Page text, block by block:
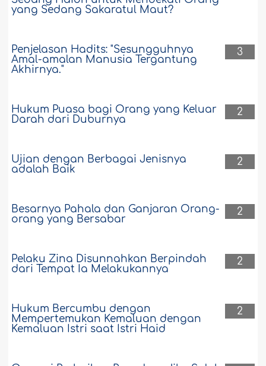
yang Sedang Sakaratul Maut?
3
Penjelasan Hadits: "Sesungguhnya
Amal-amalan Manusia Tergantung
Akhirnya."
2
Hukum Puasa bagi Orang yang Keluar
Darah dari Duburnya
2
Ujian dengan Berbagai Jenisnya
adalah Baik
2
Besarnya Pahala dan Ganjaran Orang-
orang yang Bersabar
2
Pelaku Zina Disunnahkan Berpindah
dari Tempat Ia Melakukannya
2
Hukum Bercumbu dengan
Mempertemukan Kemaluan dengan
Kemaluan Istri saat Istri Haid